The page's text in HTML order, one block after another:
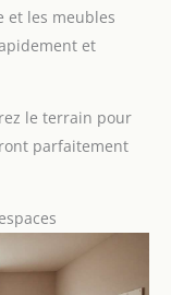
et les meubles
et
le terrain pour
parfaitement